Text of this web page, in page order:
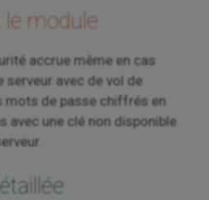
le module
accrue même en cas
serveur avec de vol de
mots de passe chiffrés en
avec une clé non disponible